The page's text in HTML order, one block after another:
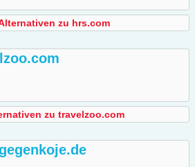
zu hrs.com
zu travelzoo.com